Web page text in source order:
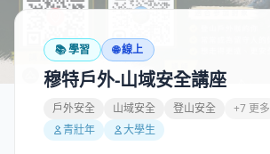
📚學習 🌐 線上
穆特戶外-山域安全講座
戶外安全 山域安全 登山安全 +7 更多
青壯年
大學生